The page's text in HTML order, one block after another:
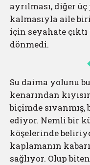
ayrılması, diğer
kalmasıyla aile
için seyahate
dönmedi.
Su daima yolunu
kenarından
biçimde
ediyor. Nemli bir
köşelerinde
kaplamanın
sağlıyor. Olup